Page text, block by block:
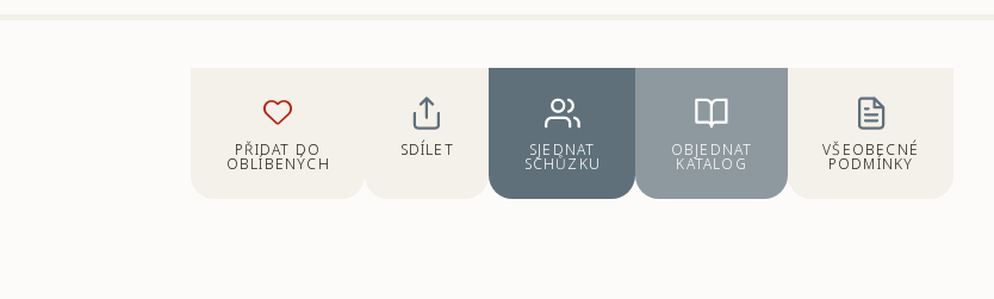
PŘIDAT DO
OBLÍBENÝCH
SDÍLET SJEDNAT
SCHŮZKU
OBJEDNAT
KATALOG
VŠEOBECNÉ
PODMÍNKY